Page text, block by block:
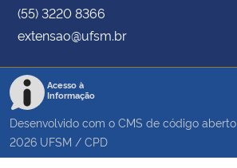
(55) 3220 8366
extensao@ufsm.br
Acesso à
Informação
Desenvolvido com o CMS de código aberto
2026 UFSM / CPD